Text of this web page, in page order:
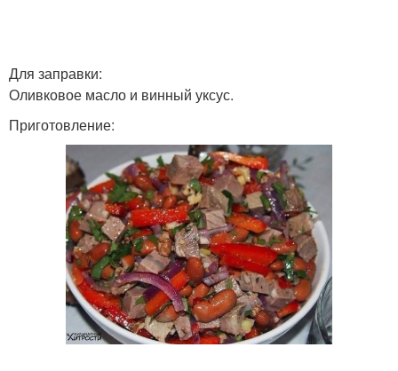
Для заправки:
Оливковое масло и винный уксус.
Приготовление: